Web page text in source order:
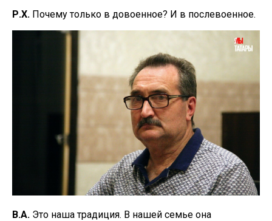
Р.Х. Почему только в довоенное? И в послевоенное.
В.А. Это наша традиция. В нашей семье она